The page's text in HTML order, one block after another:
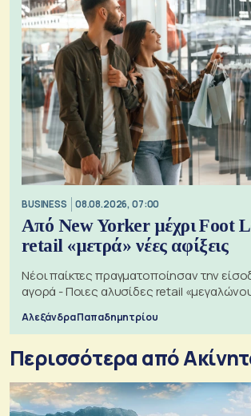
BUSINESS 08.08.2026, 07:00
Από New Yorker μέχρι Foot
retail «μετρά» νέες αφίξεις
Νέοι παίκτες πραγματοποίησαν την
αγορά - Ποιες αλυσίδες retail
Αλεξάνδρα Παπαδημητρίου
Περισσότερα από